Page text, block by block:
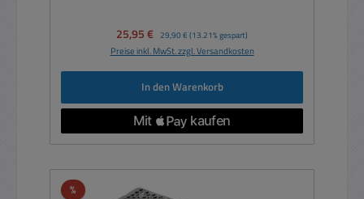
Verkaufspreis:
25,95 € Regulärer Preis:
29,90 € (13.21% gespart)
Preise inkl. MwSt. zzgl. Versandkosten
In den Warenkorb
%Rabatt